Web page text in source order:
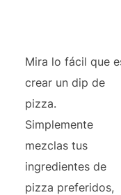
Mira lo fácil que
crear un dip de
pizza.
Simplemente
mezclas tus
ingredientes de
pizza preferidos,